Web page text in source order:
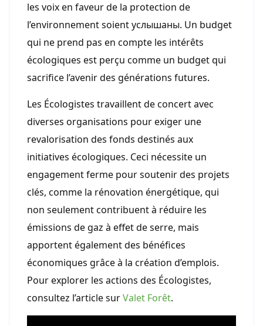
les voix en faveur de la protection de
l’environnement soient услышаны. Un budget
qui ne prend pas en compte les intérêts
écologiques est perçu comme un budget qui
sacrifice l’avenir des générations futures.
Les Écologistes travaillent de concert avec
diverses organisations pour exiger une
revalorisation des fonds destinés aux
initiatives écologiques. Ceci nécessite un
engagement ferme pour soutenir des projets
clés, comme la rénovation énergétique, qui
non seulement contribuent à réduire les
émissions de gaz à effet de serre, mais
apportent également des bénéfices
économiques grâce à la création d’emplois.
Pour explorer les actions des Écologistes,
consultez l’article surValet Forêt.